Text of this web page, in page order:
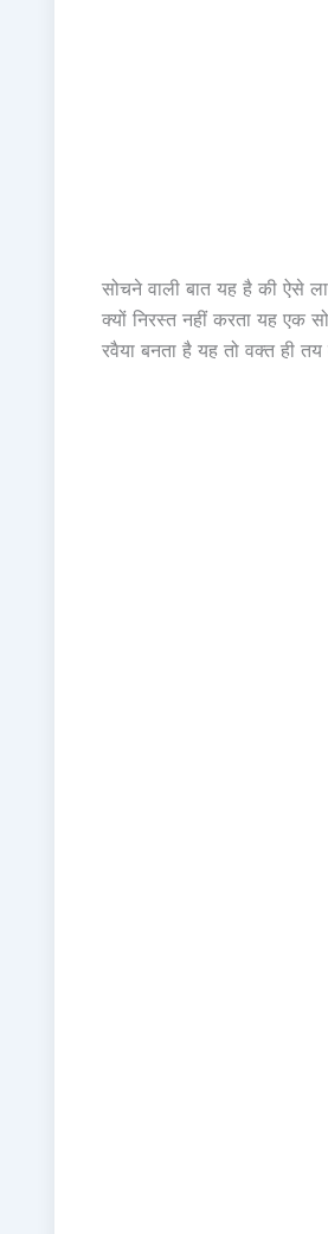
सोचने वाली बात यह है की ऐसे
क्यों निरस्त नहीं करता यह एक
रवैया बनता है यह तो वक्त ही